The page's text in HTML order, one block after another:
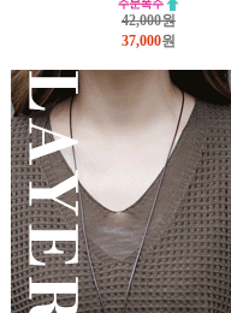
42,000원
37,000원